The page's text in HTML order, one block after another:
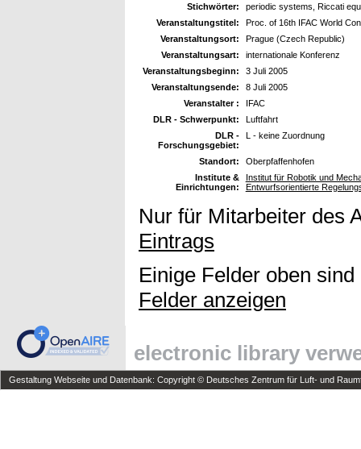
Stichwörter:
periodic systems, Riccati
Veranstaltungstitel:
Proc. of 16th IFAC World
Veranstaltungsort:
Prague (Czech Republic)
Veranstaltungsart:
internationale Konferenz
Veranstaltungsbeginn:
3 Juli 2005
Veranstaltungsende:
8 Juli 2005
Veranstalter :
IFAC
DLR - Schwerpunkt:
Luftfahrt
DLR -
Forschungsgebiet:
L - keine Zuordnung
Standort:
Oberpfaffenhofen
Institute &
Einrichtungen:
Institut für Robotik und
Entwurfsorientierte
Nur für Mitarbeiter des
Eintrags
Einige Felder oben
Felder anzeigen
electronic library
Gestaltung Webseite und Datenbank: Copyright © Deutsches Zentrum für Luft- und